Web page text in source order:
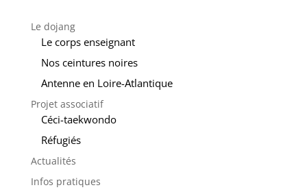
Le dojang
Le corps enseignant
Nos ceintures noires
Antenne en Loire-Atlantique
Projet associatif
Céci-taekwondo
Réfugiés
Actualités
Infos pratiques